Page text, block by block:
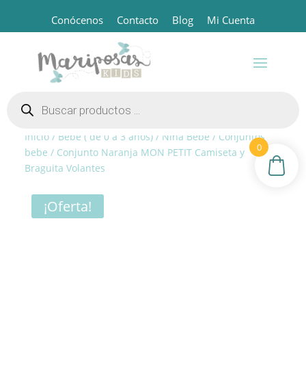
Conócenos Contacto Blog Mi Cuenta
productos
Inicio/ Bebé ( de 0 a 3 años)/ Niña Bebé / Conjuntos
bebe / Conjunto Naranja MON PETIT Camiseta y
Braguita Volantes
¡Oferta!
0